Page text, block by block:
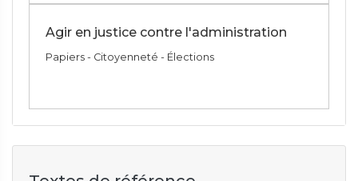
Agir en justice contre l'administration
Papiers - Citoyenneté - Élections